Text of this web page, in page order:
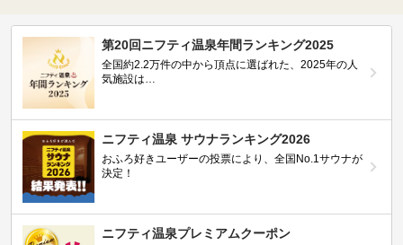
第20回ニフティ温泉年間ランキング2025
全国約2.2万件の中から頂点に選ばれた、2025年の人
気施設は…
ニフティ温泉 サウナランキング2026
おふろ好きユーザーの投票により、全国No.1サウナが
決定！
ニフティ温泉プレミアムクーポン